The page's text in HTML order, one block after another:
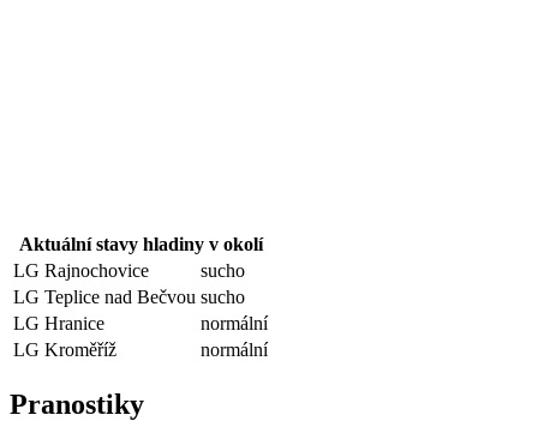
Aktuální stavy hladiny v okolí
LG Rajnochovice
sucho
LG Teplice nad Bečvou sucho
LG Hranice
normální
LG Kroměříž
normální
Pranostiky